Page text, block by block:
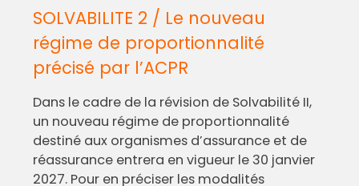
SOLVABILITE 2 / Le nouveau
régime de proportionnalité
précisé par l’ACPR
Dans le cadre de la révision de Solvabilité II,
un nouveau régime de proportionnalité
destiné aux organismes d’assurance et de
réassurance entrera en vigueur le 30 janvier
2027. Pour en préciser les modalités